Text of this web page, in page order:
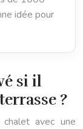
idée pour
si il
?
avec une